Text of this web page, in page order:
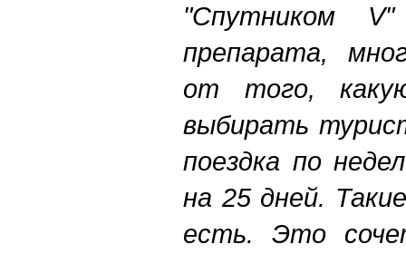
"Спутником
препарата,
от того,
выбирать
поездка по
на 25 дней.
есть. Это